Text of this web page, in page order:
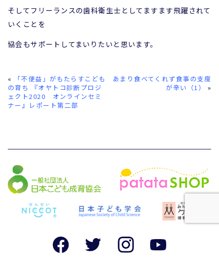
そしてフリーランスの歯科衛生士としてますます飛躍されて
いくことを
協会もサポートしてまいりたいと思います。
«
「不便益」がもたらすこども
の育ち 『オヤトコ診断プロジ
ェクト2020 オンラインセミ
ナー』レポート第二部
あまり食べてくれず食事の支度
が辛い（1）
»